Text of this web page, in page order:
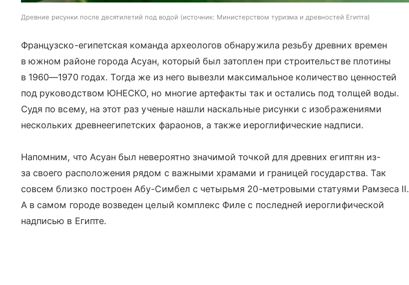
Древние рисунки после десятилетий под водой источник: Министерством туризма и древностей Египта
Французско-египетская команда археологов обнаружила резьбу древних времен
в южном районе города Асуан, который был затоплен при строительстве плотины
в 1960—1970 годах. Тогда же из него вывезли максимальное количество ценностей
под руководством ЮНЕСКО, но многие артефакты так и остались под толщей воды.
Судя по всему, на этот раз ученые нашли наскальные рисунки с изображениями
нескольких древнеегипетских фараонов, а также иероглифические надписи.
Напомним, что Асуан был невероятно значимой точкой для древних египтян из-
за своего расположения рядом с важными храмами и границей государства. Так
совсем близко построен Абу-Симбел с четырьмя 20-метровыми статуями Рамзеса II.
А в самом городе возведен целый комплекс Филе с последней иероглифической
надписью в Египте.